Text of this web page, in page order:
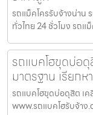
รถแม็คโครรับจ้างน่าน
ทั่วไทย 24 ชั่วโมง รถแ
รถแบคโฮขุดบ่อ
มาตรฐาน เรียก
รถแบคโฮขุดบ่อดุสิต เค
www.รถแบคโฮรับจ้าง